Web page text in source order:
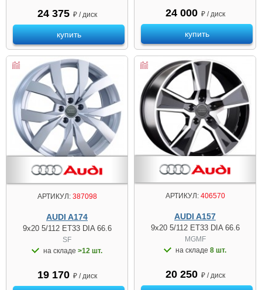
24 375 ₽ / диск
купить
24 000 ₽ / диск
купить
АРТИКУЛ:387098
AUDI A174
9x20 5/112 ET33 DIA 66.6
SF
на складе >12 шт.
19 170 ₽ / диск
АРТИКУЛ:406570
AUDI A157
9x20 5/112 ET33 DIA 66.6
MGMF
на складе 8 шт.
20 250 ₽ / диск